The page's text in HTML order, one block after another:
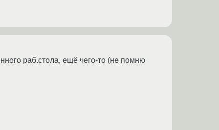
раб.стола, ещё чего-то (не помню